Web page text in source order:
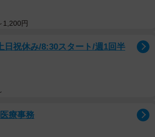
1,200円
日祝休み/8:30スタート/週1回半
療事務